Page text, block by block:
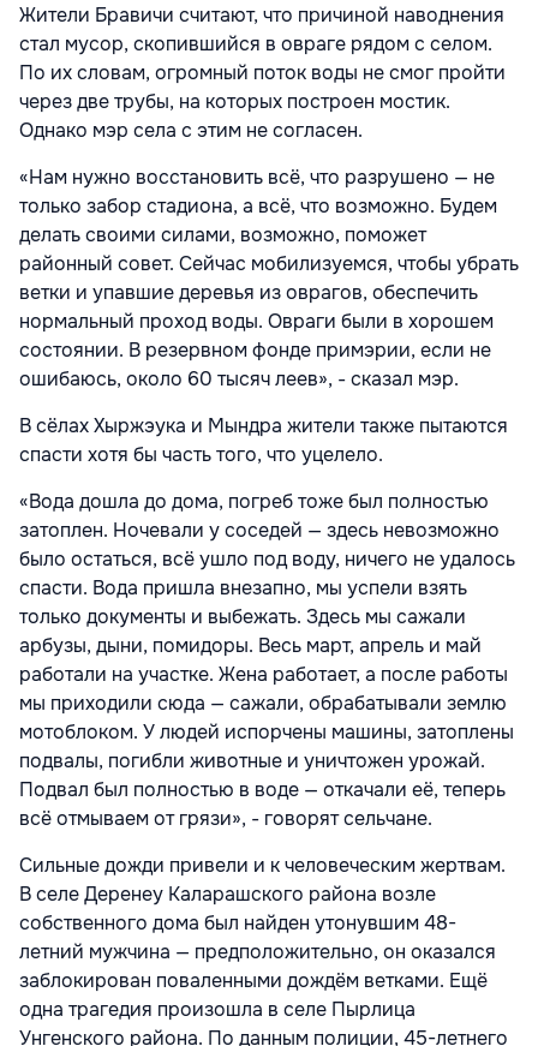
Жители Бравичи считают, что причиной наводнения
стал мусор, скопившийся в овраге рядом с селом.
По их словам, огромный поток воды не смог пройти
через две трубы, на которых построен мостик.
Однако мэр села с этим не согласен.
«Нам нужно восстановить всё, что разрушено — не
только забор стадиона, а всё, что возможно. Будем
делать своими силами, возможно, поможет
районный совет. Сейчас мобилизуемся, чтобы убрать
ветки и упавшие деревья из оврагов, обеспечить
нормальный проход воды. Овраги были в хорошем
состоянии. В резервном фонде примэрии, если не
ошибаюсь, около 60 тысяч леев», - сказал мэр.
В сёлах Хыржэука и Мындра жители также пытаются
спасти хотя бы часть того, что уцелело.
«Вода дошла до дома, погреб тоже был полностью
затоплен. Ночевали у соседей — здесь невозможно
было остаться, всё ушло под воду, ничего не удалось
спасти. Вода пришла внезапно, мы успели взять
только документы и выбежать. Здесь мы сажали
арбузы, дыни, помидоры. Весь март, апрель и май
работали на участке. Жена работает, а после работы
мы приходили сюда — сажали, обрабатывали землю
мотоблоком. У людей испорчены машины, затоплены
подвалы, погибли животные и уничтожен урожай.
Подвал был полностью в воде — откачали её, теперь
всё отмываем от грязи», - говорят сельчане.
Сильные дожди привели и к человеческим жертвам.
В селе Деренеу Каларашского района возле
собственного дома был найден утонувшим 48-
летний мужчина — предположительно, он оказался
заблокирован поваленными дождём ветками. Ещё
одна трагедия произошла в селе Пырлица
Унгенского района. По данным полиции, 45-летнего